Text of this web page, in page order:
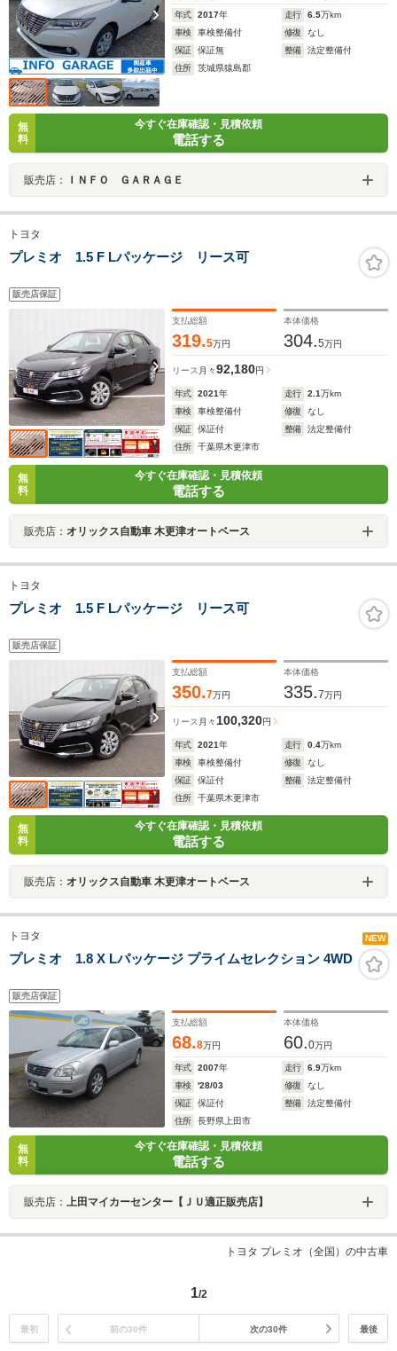
年式 2017年 走行 6.5万km
車検
車検整備付 修復
なし
保証
保証無 整備
法定整備付
住所
茨城県猿島郡
無
料
今すぐ在庫確認・見積依頼
電話する
販売店： ＩＮＦＯ ＧＡＲＡＧＥ
トヨタ
プレミオ 1.5 F Lパッケージ リース可
販売店保証
支払総額
319.5万円
本体価格
304.5万円
リース 月々92,180円
年式 2021年 走行 2.1万km
車検
車検整備付 修復
なし
保証
保証付 整備
法定整備付
住所
千葉県木更津市
無
料
今すぐ在庫確認・見積依頼
電話する
販売店： オリックス自動車 木更津オートベース
トヨタ
プレミオ 1.5 F Lパッケージ リース可
販売店保証
支払総額
350.7万円
本体価格
335.7万円
リース 月々 100,320円
年式 2021年 走行 0.4万km
車検
車検整備付 修復
なし
保証
保証付 整備
法定整備付
住所
千葉県木更津市
無
料
今すぐ在庫確認・見積依頼
電話する
販売店： オリックス自動車 木更津オートベース
トヨタ NEW
プレミオ 1.8 X Lパッケージ プライムセレクション 4WD
販売店保証
支払総額
68.8万円
本体価格
60.0万円
年式 2007年 走行 6.9万km
車検
'28/03 修復
なし
保証
保証付 整備
法定整備付
住所
長野県上田市
無
料
今すぐ在庫確認・見積依頼
電話する
販売店： 上田マイカーセンター【ＪＵ適正販売店】
トヨタ プレミオ（全国）の中古車
1/2
最初 前の30件 次の30件 最後